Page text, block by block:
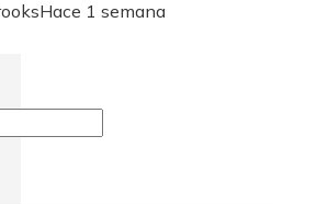
Hace 1 semana